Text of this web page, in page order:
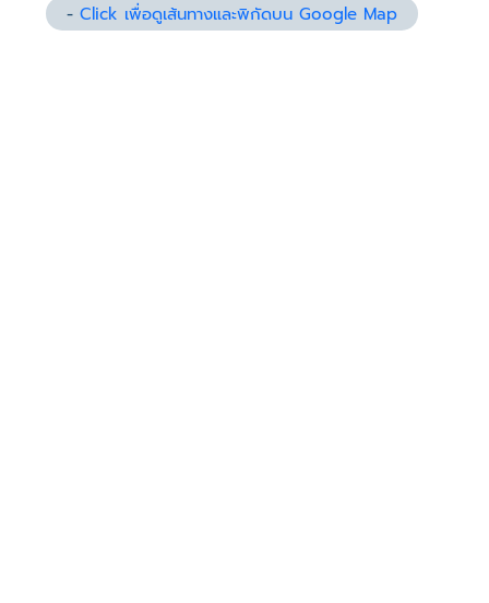
-Click เพื่อดูเส้นทางและพิกัดบน Google Map